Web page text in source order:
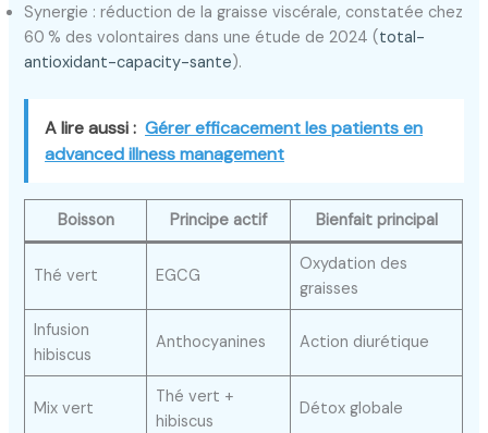
Synergie : réduction de la graisse viscérale, constatée chez
60 % des volontaires dans une étude de 2024 (total-
antioxidant-capacity-sante).
A lire aussi : Gérer efficacement les patients en
advanced illness management
Boisson Principe actif Bienfait principal
Thé vert EGCG
Oxydation des
graisses
Infusion
hibiscus
Anthocyanines Action diurétique
Mix vert
Thé vert +
hibiscus
Détox globale